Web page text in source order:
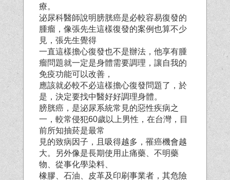
療。
泌尿科醫師說明膀胱癌是必較容易復發的
腫瘤，像張先生這樣復發的案例也算不少
見，張先生覺得
一直這樣擔心復發也不是辦法，他享有腫
瘤問題就一定是身體需要調理，讓自我的
免疫功能可以改善，
應該就必較不必這樣擔心復發問題了，於
是，決定要找中醫好好調理身體。
膀胱癌，是泌尿系統常見的惡性疾病之
一，較常侵犯60歲以上男性，在台灣，目
前所知抽菸是最常
見的致病因子，且吸得越多，罹癌機會越
大。另外像是長期使用止痛藥、不明藥
物、從事化學染料、
橡膠、石油、皮革及印刷事業者，其危險